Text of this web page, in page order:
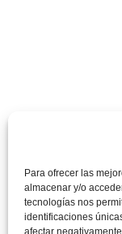
Para ofrecer las
almacenar y/o
tecnologías nos
identificaciones
afectar